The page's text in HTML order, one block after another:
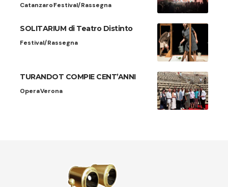
CatanzaroFestival/Rassegna
SOLITARIUM di Teatro Distinto
Festival/Rassegna
TURANDOT COMPIE CENT’ANNI
OperaVerona